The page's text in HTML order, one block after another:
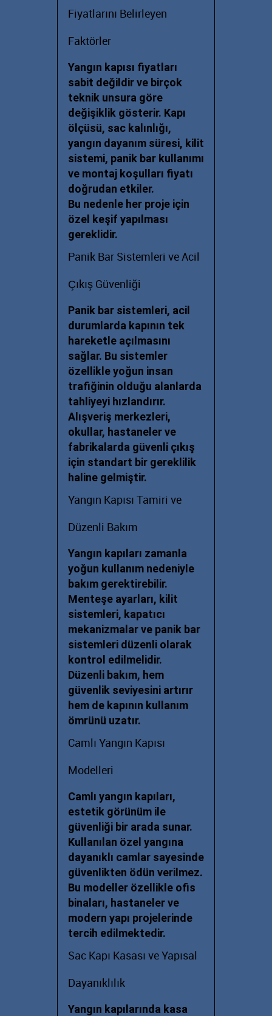
Fiyatlarını Belirleyen
Faktörler
Yangın kapısı fiyatları
sabit değildir ve birçok
teknik unsura göre
değişiklik gösterir. Kapı
ölçüsü, sac kalınlığı,
yangın dayanım süresi, kilit
sistemi, panik bar kullanımı
ve montaj koşulları fiyatı
doğrudan etkiler.
Bu nedenle her proje için
özel keşif yapılması
gereklidir.
Panik Bar Sistemleri ve Acil
Çıkış Güvenliği
Panik bar sistemleri, acil
durumlarda kapının tek
hareketle açılmasını
sağlar. Bu sistemler
özellikle yoğun insan
trafiğinin olduğu alanlarda
tahliyeyi hızlandırır.
Alışveriş merkezleri,
okullar, hastaneler ve
fabrikalarda güvenli çıkış
için standart bir gereklilik
haline gelmiştir.
Yangın Kapısı Tamiri ve
Düzenli Bakım
Yangın kapıları zamanla
yoğun kullanım nedeniyle
bakım gerektirebilir.
Menteşe ayarları, kilit
sistemleri, kapatıcı
mekanizmalar ve panik bar
sistemleri düzenli olarak
kontrol edilmelidir.
Düzenli bakım, hem
güvenlik seviyesini artırır
hem de kapının kullanım
ömrünü uzatır.
Camlı Yangın Kapısı
Modelleri
Camlı yangın kapıları,
estetik görünüm ile
güvenliği bir arada sunar.
Kullanılan özel yangına
dayanıklı camlar sayesinde
güvenlikten ödün verilmez.
Bu modeller özellikle ofis
binaları, hastaneler ve
modern yapı projelerinde
tercih edilmektedir.
Sac Kapı Kasası ve Yapısal
Dayanıklılık
Yangın kapılarında kasa